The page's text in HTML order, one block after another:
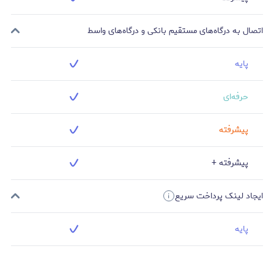
اتصال به درگاه‌های مستقیم بانکی و درگاه‌های واسط
پایه
حرفه‌ای
پیشرفته
پیشرفته +
ایجاد لینک پرداخت سریع
پایه